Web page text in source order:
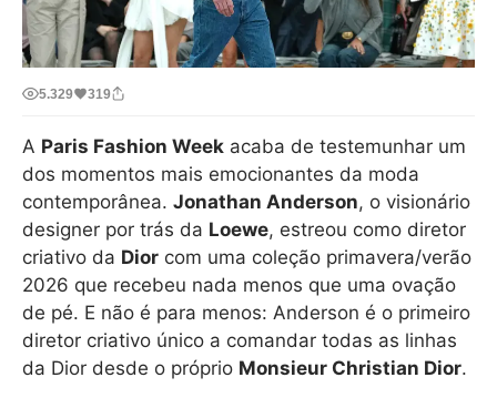
5.329 319
A Paris Fashion Week acaba de testemunhar um
dos momentos mais emocionantes da moda
contemporânea. Jonathan Anderson, o visionário
designer por trás da Loewe, estreou como diretor
criativo da Dior com uma coleção primavera/verão
2026 que recebeu nada menos que uma ovação
de pé. E não é para menos: Anderson é o primeiro
diretor criativo único a comandar todas as linhas
da Dior desde o próprio Monsieur Christian Dior.